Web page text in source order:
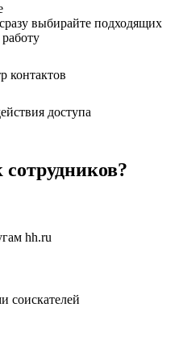
выбирайте подходящих
контактов
доступа
hh.ru
соискателей